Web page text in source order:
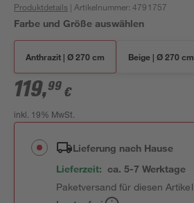
Produktdetails | Artikelnummer:4791757
Farbe und Größe auswählen
Anthrazit | Ø 270 cm Beige | Ø 270 cm
119,99 €
inkl. 19% MwSt.
Lieferung nach Hause
Lieferzeit: ca. 5-7 Werktage
Paketversand für diesen Artikel